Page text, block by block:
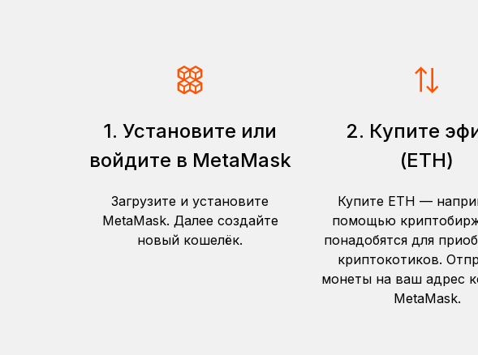
1. Установите или
войдите в MetaMask
Загрузите и установите
MetaMask. Далее создайте
новый кошелёк.
2. Купите
(ETH)
Купите ETH —
помощью
понадобятся для
криптокотиков.
монеты на ваш адрес
MetaMask.